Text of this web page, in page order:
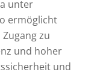
unter
ermöglicht
zu
und hoher
und